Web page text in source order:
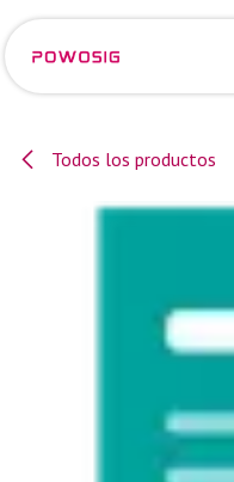
Ir al contenido
Todos los productos